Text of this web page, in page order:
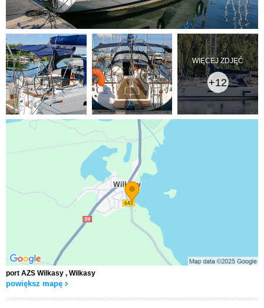
WIĘCEJ ZDJĘĆ
+12
port AZS Wilkasy , Wilkasy
powiększ mapę